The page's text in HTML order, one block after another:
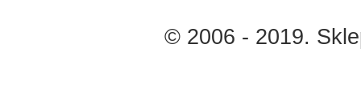
© 2006 - 2019.